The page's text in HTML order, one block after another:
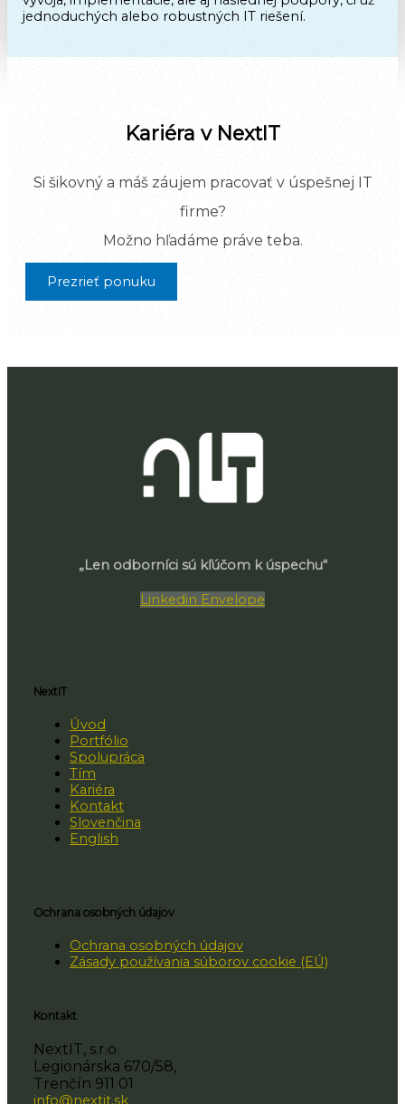
jednoduchých alebo robustných IT riešení.
Kariéra v NextIT
Si šikovný a máš záujem pracovať v úspešnej IT
firme?
Možno hľadáme práve teba.
Prezrieť ponuku
„Len odborníci sú kľúčom k úspechu“
Linkedin Envelope
NextIT
Úvod
Portfólio
Spolupráca
Tím
Kariéra
Kontakt
Slovenčina
English
Ochrana osobných údajov
Ochrana osobných údajov
Zásady používania súborov cookie (EÚ)
Kontakt
NextIT, s.r.o.
Legionárska 670/58,
Trenčín 911 01